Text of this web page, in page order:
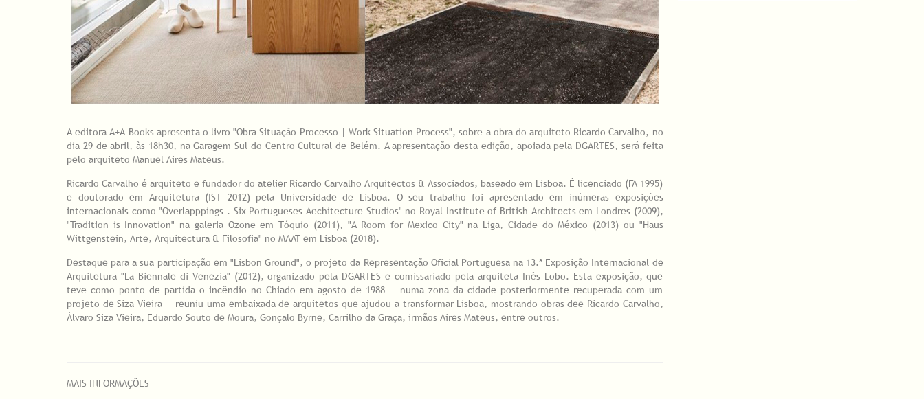
A editora A+A Books apresenta o livro "Obra Situação Processo | Work Situation Process", sobre a obra do arquiteto Ricardo Carvalho, no
dia 29 de abril, às 18h30, na Garagem Sul do Centro Cultural de Belém. A apresentação desta edição, apoiada pela DGARTES, será feita
pelo arquiteto Manuel Aires Mateus.
Ricardo Carvalho é arquiteto e fundador do atelier Ricardo Carvalho Arquitectos & Associados, baseado em Lisboa. É licenciado (FA 1995)
e doutorado em Arquitetura (IST 2012) pela Universidade de Lisboa. O seu trabalho foi apresentado em inúmeras exposições
internacionais como "Overlapppings . Six Portugueses Aechitecture Studios" no Royal Institute of British Architects em Londres (2009),
"Tradition is Innovation" na galeria Ozone em Tóquio (2011), "A Room for Mexico City" na Liga, Cidade do México (2013) ou "Haus
Wittgenstein, Arte, Arquitectura & Filosofia" no MAAT em Lisboa (2018).
Destaque para a sua participação em "Lisbon Ground", o projeto da Representação Oficial Portuguesa na 13.ª Exposição Internacional de
Arquitetura "La Biennale di Venezia" (2012), organizado pela DGARTES e comissariado pela arquiteta Inês Lobo. Esta exposição, que
teve como ponto de partida o incêndio no Chiado em agosto de 1988 — numa zona da cidade posteriormente recuperada com um
projeto de Siza Vieira — reuniu uma embaixada de arquitetos que ajudou a transformar Lisboa, mostrando obras dee Ricardo Carvalho,
Álvaro Siza Vieira, Eduardo Souto de Moura, Gonçalo Byrne, Carrilho da Graça, irmãos Aires Mateus, entre outros.
MAIS INFORMAÇÕES